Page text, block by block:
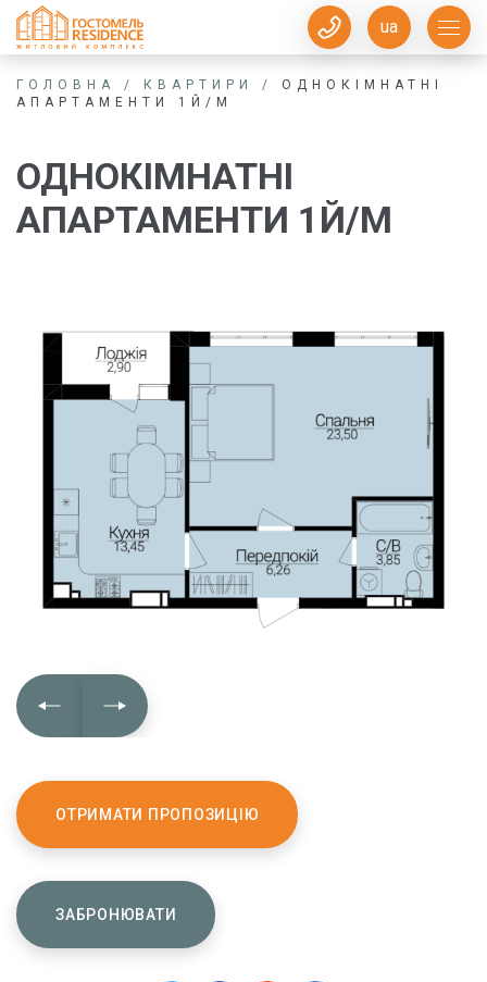
ua
ГОЛОВНА / КВАРТИРИ / ОДНОКІМНАТНІ
АПАРТАМЕНТИ 1Й/М
ОДНОКІМНАТНІ
АПАРТАМЕНТИ 1Й/М
ОТРИМАТИ ПРОПОЗИЦІЮ
ЗАБРОНЮВАТИ